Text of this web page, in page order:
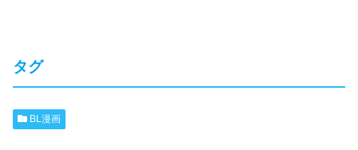
タグ
BL漫画